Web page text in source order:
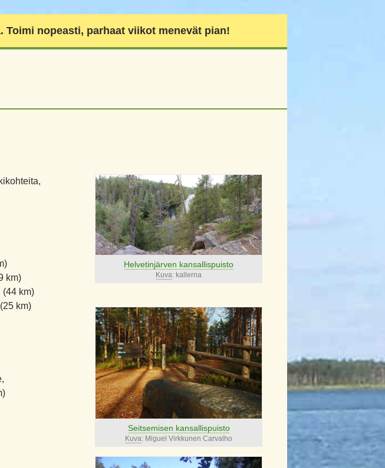
Toimi nopeasti, parhaat viikot menevät pian!
Helvetinjärven kansallispuisto
Kuva: kallerna
km)
(44 km)
km)
Seitsemisen kansallispuisto
Kuva: Miguel Virkkunen Carvalho